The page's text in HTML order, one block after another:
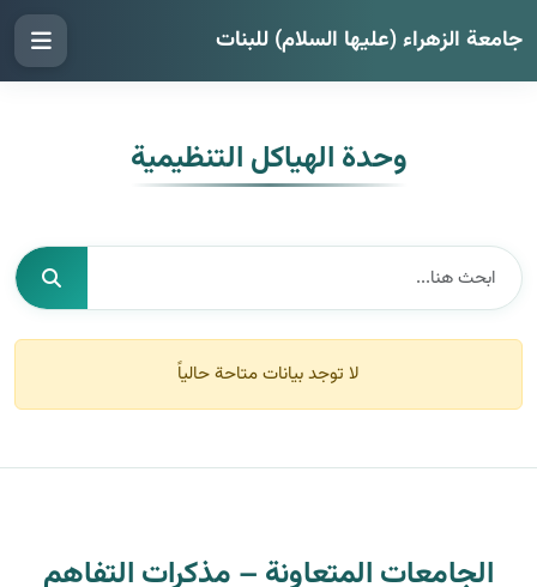
جامعة الزهراء (عليها السلام) للبنات
وحدة الهياكل التنظيمية
لا توجد بيانات متاحة حالياً
الجامعات المتعاونة – مذكرات التفاهم